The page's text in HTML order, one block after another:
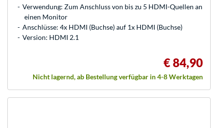
Verwendung: Zum Anschluss von bis zu 5 HDMI-Quellen an
einen Monitor
Anschlüsse: 4x HDMI (Buchse) auf 1x HDMI (Buchse)
Version: HDMI 2.1
€ 84,90
Nicht lagernd, ab Bestellung verfügbar in 4-8 Werktagen